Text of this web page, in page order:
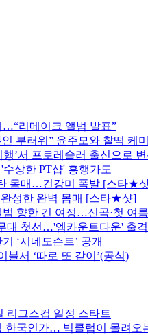
…“리메이크 앨범 발표”
부러워” 윤주모와 찰떡 케미
’서 프로레슬러 출신으로 변
상한 PT샵' 흥행가도
몸매…건강미 폭발 [스타★
완성한 완벽 몸매 [스타★샷]
범 향한 긴 여정…신곡·첫 여
대 첫선…'엠카운트다운' 출격
‘시네도슨트’ 공개
블서 ‘따로 또 같이’(공식)
리그스컵 일정 스타트
국인가… 빅클럽이 몰려오